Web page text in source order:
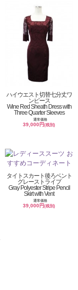
ハイウエスト切替七分丈ワ
ンピース
Wine Red Sheath Dress with
Three Quarter Sleeves
通常価格
39,000円(税別)
タイトスカート後ろベント
グレーストライプ
Gray Polyester Stripe Pencil
Skirt with Vent
通常価格
39,000円(税別)